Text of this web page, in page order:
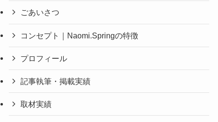
ごあいさつ
コンセプト｜Naomi.Springの特徴
プロフィール
記事執筆・掲載実績
取材実績